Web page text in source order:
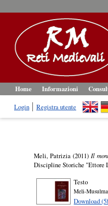
Home Informazioni
Login
Registra utente
Meli, Patrizia (2011) Il
Discipline Storiche "Ettore
Testo
Meli-
Download